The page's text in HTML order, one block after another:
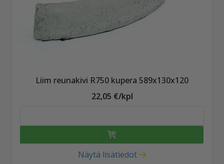
Liim reunakivi R750 kupera 589x130x120
22,05 €/kpl
Näytä lisätiedot